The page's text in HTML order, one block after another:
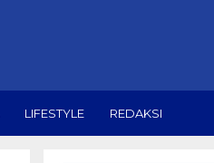
LIFESTYLE REDAKSI